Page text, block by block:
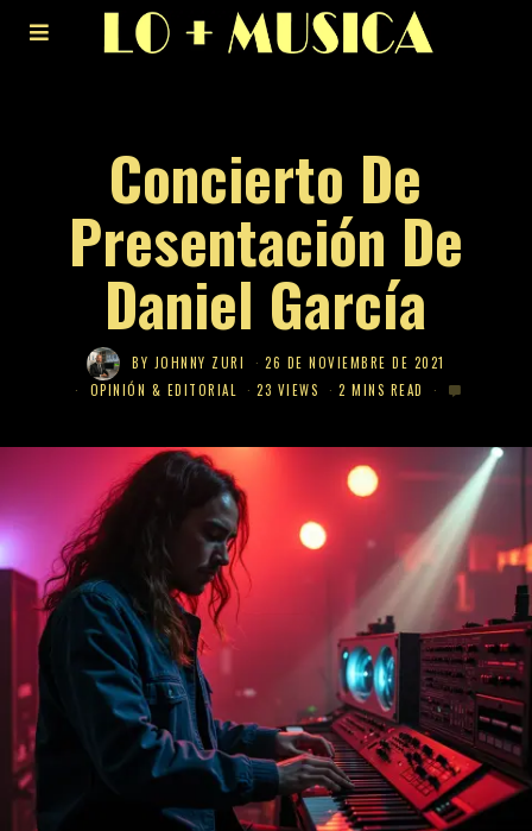
Concierto De
Presentación De
Daniel García
BY JOHNNY ZURI
26 DE NOVIEMBRE DE 2021
OPINIÓN & EDITORIAL
23 VIEWS 2 MINS READ